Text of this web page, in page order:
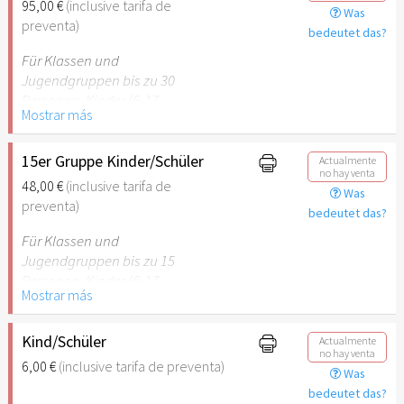
empfehlenswert.
95,00 €(inclusive tarifa de
preventa)
Was
bedeutet das?
Für Klassen und
Jugendgruppen bis zu 30
Jahre) oder Schüler mit
Schülerausweis inklusive
erwachsene Begleitperson.
Hinweis: Für Kinder unter 6
Jahren ist der Ostergarten
Stuttgart nicht
empfehlenswert.
Mostrar más
15er Gruppe Kinder/Schüler
48,00 €(inclusive tarifa de
preventa)
Actualmente
no hay venta
Was
bedeutet das?
Für Klassen und
Jugendgruppen bis zu 15
Jahre) oder Schüler mit
Schülerausweis inklusive
erwachsene Begleitperson.
Hinweis: Für Kinder unter 6
Mostrar más
Kind/Schüler
6,00 €(inclusive tarifa de preventa)
Actualmente
no hay venta
Was
bedeutet das?